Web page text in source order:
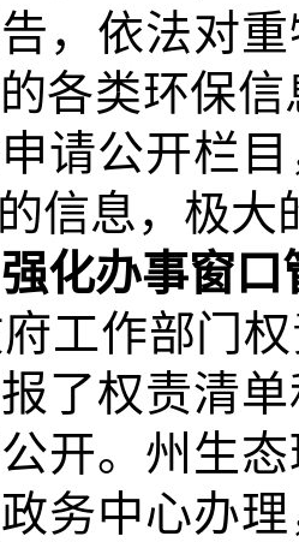
，依法对
各类环保信
请公开栏
信息，极
强化办事窗口
工作部门
了权责清
开。 州生
务中心办